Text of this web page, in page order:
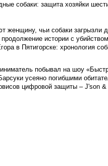
собаки: защита хозяйки
женщину, чьи собаки загрызли
истории с
в Пятигорске: хронология
побывал на шоу
усеяно погибшими
цифровой защиты – J'son &